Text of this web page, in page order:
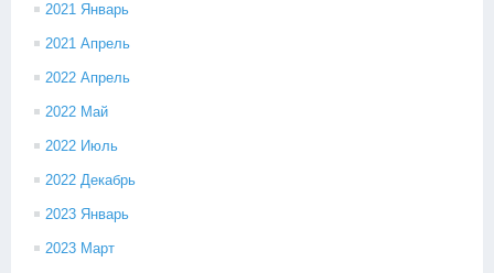
2021 Январь
2021 Апрель
2022 Апрель
2022 Май
2022 Июль
2022 Декабрь
2023 Январь
2023 Март